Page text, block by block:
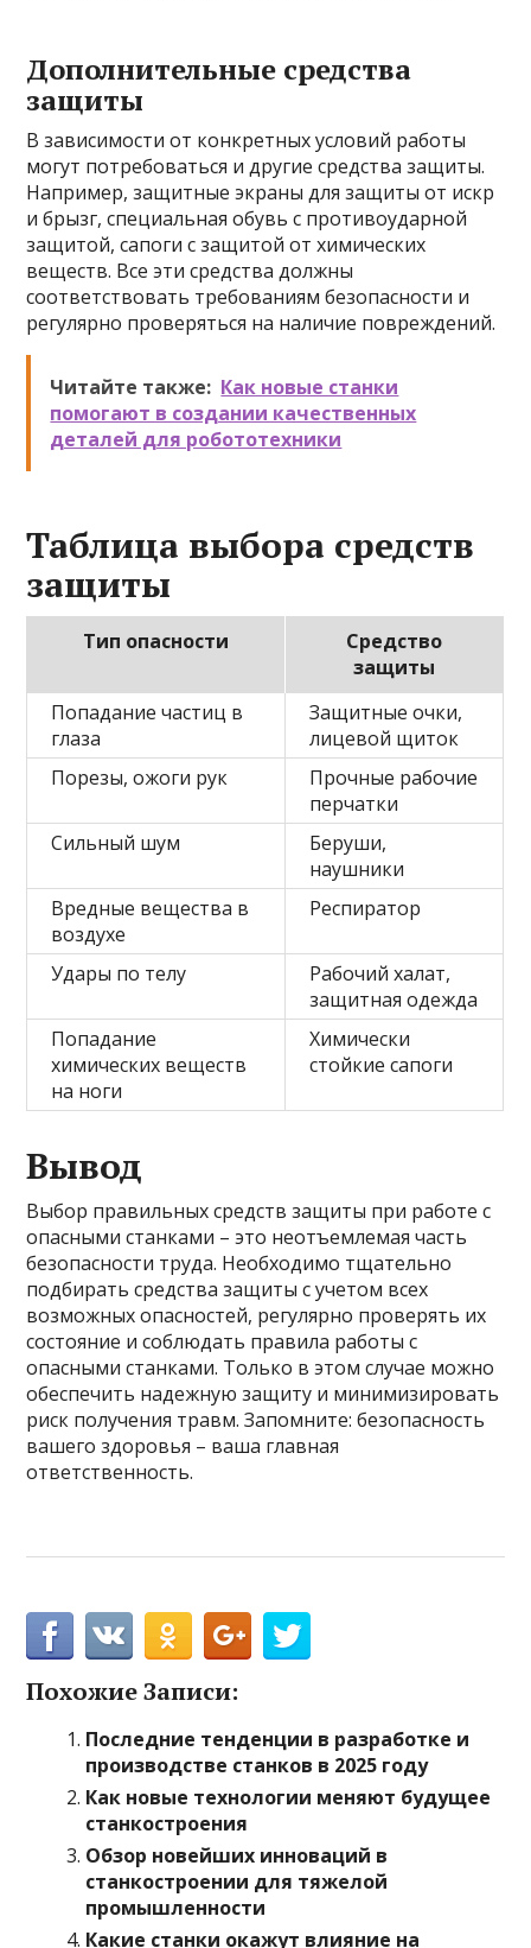
Дополнительные средства
защиты
В зависимости от конкретных условий работы
могут потребоваться и другие средства защиты.
Например, защитные экраны для защиты от искр
и брызг, специальная обувь с противоударной
защитой, сапоги с защитой от химических
веществ. Все эти средства должны
соответствовать требованиям безопасности и
регулярно проверяться на наличие повреждений.
Читайте также: Как новые станки
помогают в создании качественных
деталей для робототехники
Таблица выбора средств
защиты
Тип опасности
Средство
защиты
Попадание частиц в
глаза
Защитные очки,
лицевой щиток
Порезы, ожоги рук
Прочные рабочие
перчатки
Сильный шум
Беруши,
наушники
Вредные вещества в
воздухе
Респиратор
Удары по телу
Рабочий халат,
защитная одежда
Попадание
химических веществ
на ноги
Химически
стойкие сапоги
Вывод
Выбор правильных средств защиты при работе с
опасными станками – это неотъемлемая часть
безопасности труда. Необходимо тщательно
подбирать средства защиты с учетом всех
возможных опасностей, регулярно проверять их
состояние и соблюдать правила работы с
опасными станками. Только в этом случае можно
обеспечить надежную защиту и минимизировать
риск получения травм. Запомните: безопасность
вашего здоровья – ваша главная
ответственность.
Похожие Записи:
Последние тенденции в разработке и
производстве станков в 2025 году
Как новые технологии меняют будущее
станкостроения
Обзор новейших инноваций в
станкостроении для тяжелой
промышленности
Какие станки окажут влияние на